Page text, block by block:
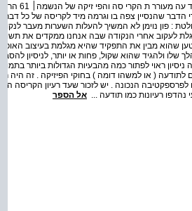
התוד
הדבר שהנסיין צפה בו וגרמה מיד לקריסה של כל
: פון נוימן לא המשיך להעלות השערות מעבר
לעקוב אחרי הנקודה שבה אנחנו ממקדים את
שהוא מבין את התפקיד שהיא מגלמת בעיצוב
שלו ולהגיד שהוא שקול, פחות או יותר, לניסיון
ניסיון ראוי לפתור כמה מהבעיות הגדולות ביותר
לתודעה ( או למשהו דומה ) בחוקי הפיזיקה . זה היה
לפרספקטיבה הנכונה . יש לזכור שעד רעיון הקריסה
נהדפו רעיונות כמו תודעה ... אל הספר